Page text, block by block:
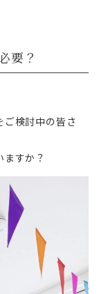
要？
ご検討中の皆さ
すか？